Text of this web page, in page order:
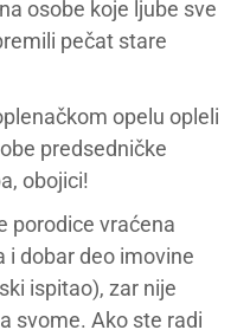
osobe koje ljube sve
pečat stare
opelu opleli
predsedničke
obojici!
porodice vraćena
i dobar deo imovine
ispitao), zar nije
svome. Ako ste radi